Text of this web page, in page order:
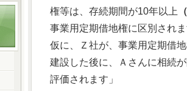
権等は、存続期間が10年以上
事業用定期借地権に区別され
仮に、Ｚ社が、事業用定期借
建設した後に、Ａさんに相続
評価されます」